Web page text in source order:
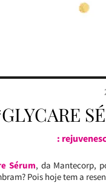
:
Sérum, da Mantecorp,
Pois hoje tem a